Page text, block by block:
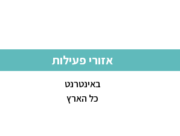
אזורי פעילות
באינטרנט
כל הארץ